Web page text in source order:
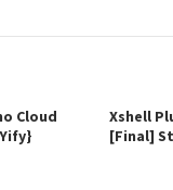
Cloud
Xshell
[Final]